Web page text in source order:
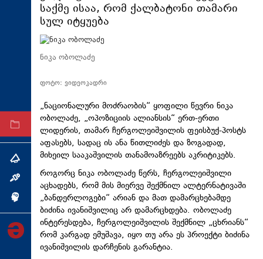
რეგიონი
კულტურა
სპორტი
თემა
ინტერვიუ
ინქვიზიცია
საქმე ისაა, რომ ქალბატონი თამარი
სულ იტყუება
ნიკა ობოლაძე
ფოტო: ვიდეოკადრი
„ნაციონალური მოძრაობის“ ყოფილი წევრი ნიკა
ობოლაძე, „ოპოზიციის ალიანსის“ ერთ-ერთი
ლიდერის, თამარ ჩერგოლეიშვილის ფეისბუქ-პოსტს
აფასებს, სადაც ის ანა წითლიძეს და ზოგადად,
მიხეილ სააკაშვილის თანამოაზრეებს აკრიტიკებს.
როგორც ნიკა ობოლაძე წერს, ჩერგოლეიშვილი
აცხადებს, რომ მის მიერვე შექმნილ ალტერნატივაში
„ბანდერლოგები“ არიან და მათ დამარცხებამდე
ბიძინა ივანიშვილიც არ დამარცხდება. ობოლაძე
ინტერესდება, ჩერგოლეიშვილის შექმნილ „ცხრიანს“
რომ კარგად ემუშავა, იყო თუ არა ეს პროექტი ბიძინა
ივანიშვილის დარჩენის გარანტია.